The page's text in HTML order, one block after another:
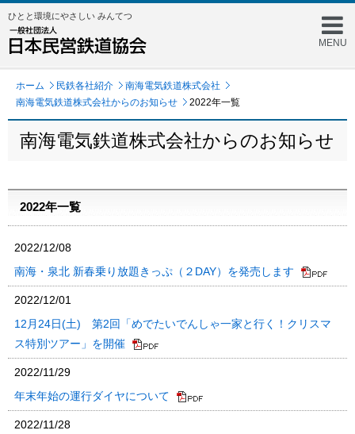
MENU
ひとと環境にやさしい みんてつ
ホーム 民鉄各社紹介
南海電気鉄道株式会社
南海電気鉄道株式会社からのお知らせ
2022年一覧
南海電気鉄道株式会社からのお知らせ
2022年一覧
2022/12/08
南海・泉北 新春乗り放題きっぷ（２DAY）を発売します
2022/12/01
12月24日(土) 第2回「めでたいでんしゃ一家と行く！クリスマ
ス特別ツアー」を開催
2022/11/29
年末年始の運行ダイヤについて
2022/11/28